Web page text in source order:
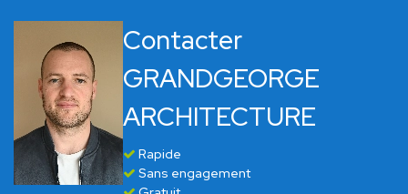
Contacter
GRANDGEORGE
ARCHITECTURE
Rapide
Sans engagement